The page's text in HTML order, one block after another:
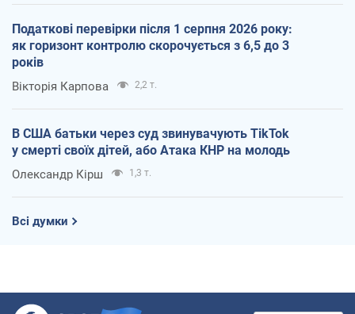
Податкові перевірки після 1 серпня 2026 року:
як горизонт контролю скорочується з 6,5 до 3
років
Вікторія Карпова 2,2 т.
В США батьки через суд звинувачують TikTok
у смерті своїх дітей, або Атака КНР на молодь
Олександр Кірш 1,3 т.
Всі думки